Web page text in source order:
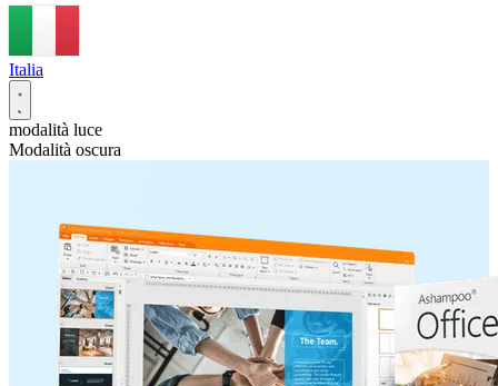
Italia
modalità luce
Modalità oscura